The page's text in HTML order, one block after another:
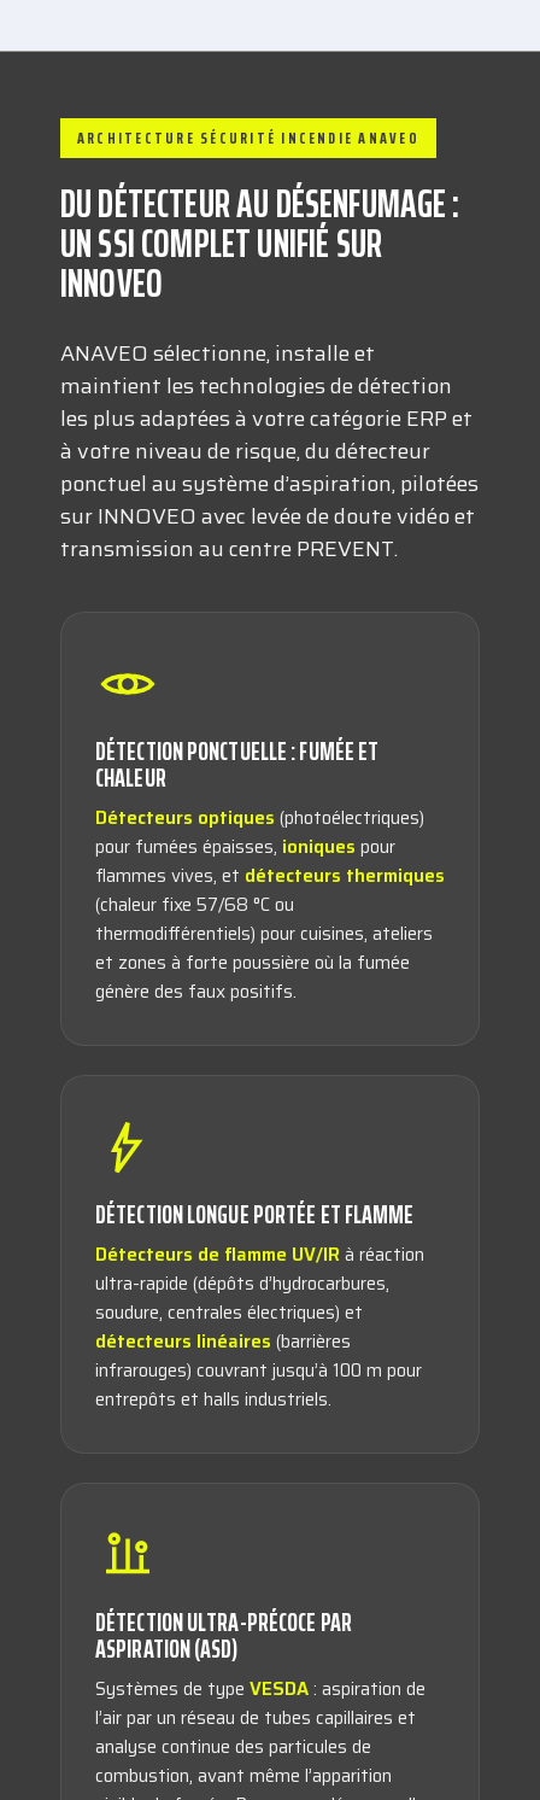
ARCHITECTURE SÉCURITÉ INCENDIE ANAVEO
DU DÉTECTEUR AU DÉSENFUMAGE :
UN SSI COMPLET UNIFIÉ SUR
INNOVEO
ANAVEO sélectionne, installe et
maintient les technologies de détection
les plus adaptées à votre catégorie ERP et
à votre niveau de risque, du détecteur
ponctuel au système d’aspiration, pilotées
sur INNOVEO avec levée de doute vidéo et
transmission au centre PREVENT.
DÉTECTION PONCTUELLE : FUMÉE ET
CHALEUR
Détecteurs optiques (photoélectriques)
pour fumées épaisses, ioniques pour
flammes vives, et détecteurs thermiques
(chaleur fixe 57/68 °C ou
thermodifférentiels) pour cuisines, ateliers
et zones à forte poussière où la fumée
génère des faux positifs.
DÉTECTION LONGUE PORTÉE ET FLAMME
Détecteurs de flamme UV/IR à réaction
ultra-rapide (dépôts d’hydrocarbures,
soudure, centrales électriques) et
détecteurs linéaires (barrières
infrarouges) couvrant jusqu’à 100 m pour
entrepôts et halls industriels.
DÉTECTION ULTRA-PRÉCOCE PAR
ASPIRATION (ASD)
Systèmes de type VESDA: aspiration de
l’air par un réseau de tubes capillaires et
analyse continue des particules de
combustion, avant même l’apparition